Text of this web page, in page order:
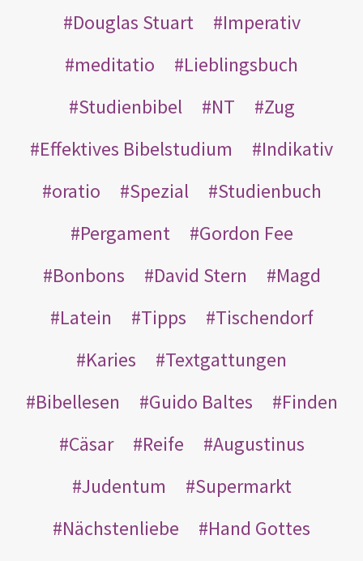
Douglas Stuart
Imperativ
meditatio
Lieblingsbuch
Studienbibel
NT
Zug
Effektives Bibelstudium
Indikativ
oratio
Spezial
Studienbuch
Pergament
Gordon Fee
Bonbons
David Stern
Magd
Latein
Tipps
Tischendorf
Karies
Textgattungen
Bibellesen
Guido Baltes
Finden
Cäsar
Reife
Augustinus
Judentum
Supermarkt
Nächstenliebe
Hand Gottes